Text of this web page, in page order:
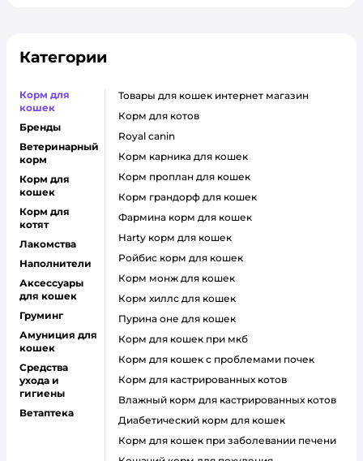
Категории
Корм для
кошек
Бренды
Ветеринарный
корм
Корм для
кошек
Корм для
котят
Лакомства
Наполнители
Аксессуары
для кошек
Груминг
Амуниция для
кошек
Средства
ухода и
гигиены
Ветаптека
товары для кошек интернет магазин
корм для котов
royal canin
корм карника для кошек
корм проплан для кошек
корм грандорф для кошек
фармина корм для кошек
harty корм для кошек
ройбис корм для кошек
корм монж для кошек
корм хиллс для кошек
пурина оне для кошек
корм для кошек при мкб
корм для кошек с проблемами почек
Корм для кастрированных котов
влажный корм для кастрированных котов
диабетический корм для кошек
корм для кошек при заболевании печени